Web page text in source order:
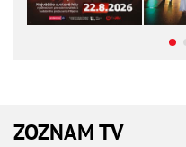
ZOZNAM TV